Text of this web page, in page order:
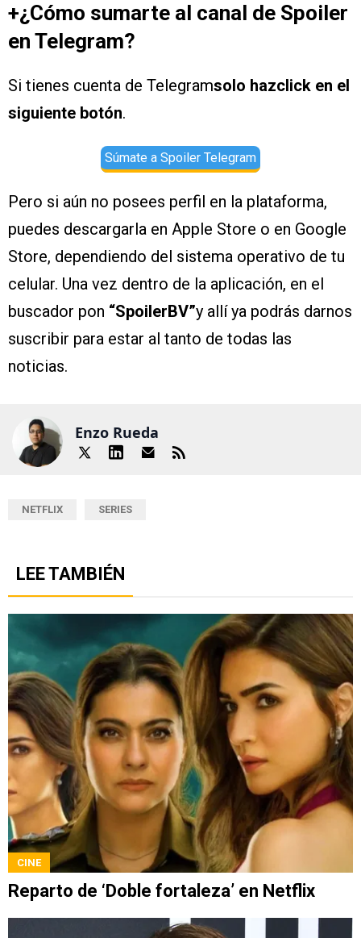
+¿Cómo sumarte al canal de Spoiler
en Telegram?
Si tienes cuenta de Telegramsolo hazclick en el
siguiente botón.
Súmate a Spoiler Telegram
Pero si aún no posees perfil en la plataforma,
puedes descargarla en Apple Store o en Google
Store, dependiendo del sistema operativo de tu
celular. Una vez dentro de la aplicación, en el
buscador pon “SpoilerBV”y allí ya podrás darnos
suscribir para estar al tanto de todas las
noticias.
Enzo Rueda
NETFLIX SERIES
LEE TAMBIÉN
CINE
Reparto de ‘Doble fortaleza’ en Netflix